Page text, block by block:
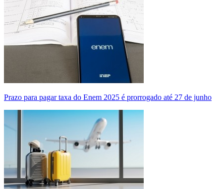
Prazo para pagar taxa do Enem 2025 é prorrogado até 27 de junho